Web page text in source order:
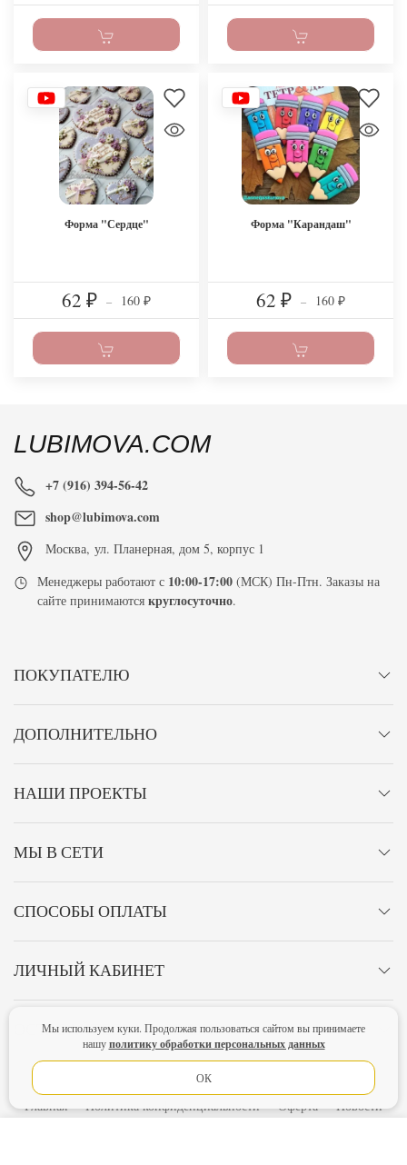
Форма "Сердце"
62 ₽ – 160 ₽
Форма "Карандаш"
62 ₽ – 160 ₽
LUBIMOVA.COM
+7 (916) 394-56-42
shop@lubimova.com
Москва, ул. Планерная, дом 5, корпус 1
Менеджеры работают с 10:00-17:00 (МСК) Пн-Птн. Заказы на
сайте принимаютсякруглосуточно.
ПОКУПАТЕЛЮ
ДОПОЛНИТЕЛЬНО
НАШИ ПРОЕКТЫ
МЫ В СЕТИ
СПОСОБЫ ОПЛАТЫ
ЛИЧНЫЙ КАБИНЕТ
ОСТАВАЙТЕСЬ НА СВЯЗИ!
Главная Политика конфиденциальности Оферта Новости
Мы используем куки. Продолжая пользоваться сайтом вы принимаете
нашуполитику обработки персональных данных
ОК